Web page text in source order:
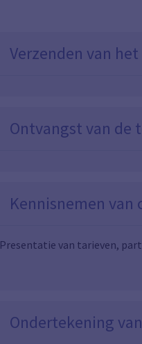
Verzenden van het
Ontvangst van de
Kennisnemen
Presentatie van tarieven,
Ondertekening